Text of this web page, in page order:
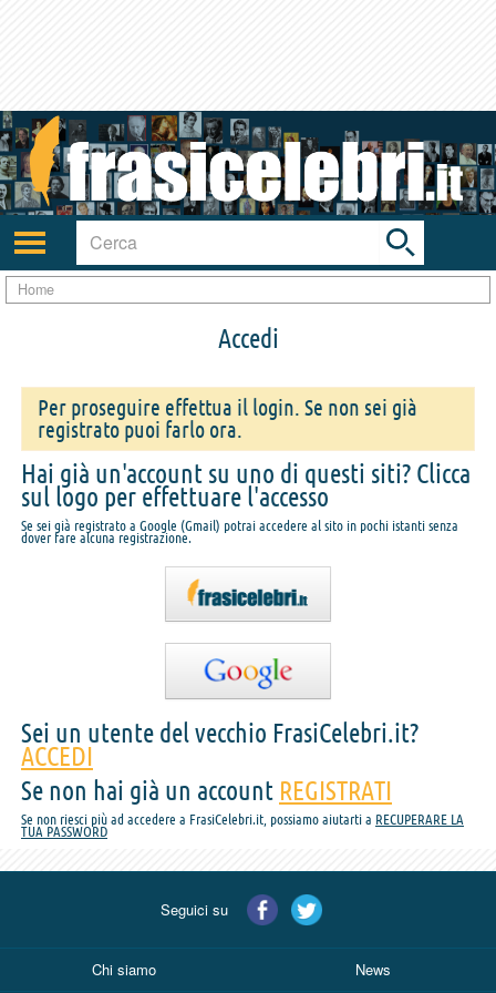
Attiva/disattiva
navigazione
Toggle
search
bar
Home
Accedi
Per proseguire effettua il login. Se non sei già
registrato puoi farlo ora.
Hai già un'account su uno di questi siti? Clicca
sul logo per effettuare l'accesso
Se sei già registrato a Google (Gmail) potrai accedere al sito in pochi istanti senza
dover fare alcuna registrazione.
Sei un utente del vecchio FrasiCelebri.it?
ACCEDI
Se non hai già un account REGISTRATI
Se non riesci più ad accedere a FrasiCelebri.it, possiamo aiutarti a RECUPERARE LA
TUA PASSWORD
Seguici su
Chi siamo News